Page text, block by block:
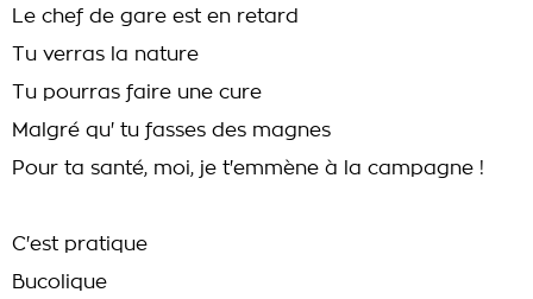
Le chef de gare est en retard
Tu verras la nature
Tu pourras faire une cure
Malgré qu' tu fasses des magnes
Pour ta santé, moi, je t'emmène à la campagne !
C'est pratique
Bucolique